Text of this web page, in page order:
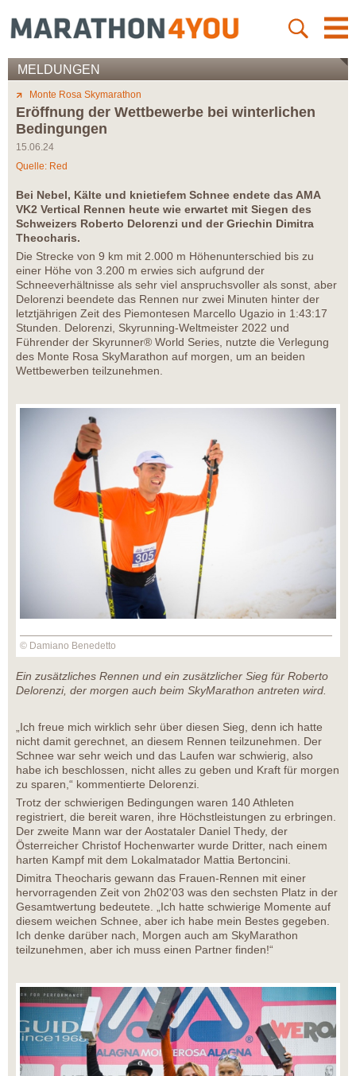
MELDUNGEN
Monte Rosa Skymarathon
Eröffnung der Wettbewerbe bei winterlichen
Bedingungen
15.06.24
Quelle: Red
Bei Nebel, Kälte und knietiefem Schnee endete das AMA
VK2 Vertical Rennen heute wie erwartet mit Siegen des
Schweizers Roberto Delorenzi und der Griechin Dimitra
Theocharis.
Die Strecke von 9 km mit 2.000 m Höhenunterschied bis zu
einer Höhe von 3.200 m erwies sich aufgrund der
Schneeverhältnisse als sehr viel anspruchsvoller als sonst, aber
Delorenzi beendete das Rennen nur zwei Minuten hinter der
letztjährigen Zeit des Piemontesen Marcello Ugazio in 1:43:17
Stunden. Delorenzi, Skyrunning-Weltmeister 2022 und
Führender der Skyrunner® World Series, nutzte die Verlegung
des Monte Rosa SkyMarathon auf morgen, um an beiden
Wettbewerben teilzunehmen.
© Damiano Benedetto
Ein zusätzliches Rennen und ein zusätzlicher Sieg für Roberto
Delorenzi, der morgen auch beim SkyMarathon antreten wird.
„Ich freue mich wirklich sehr über diesen Sieg, denn ich hatte
nicht damit gerechnet, an diesem Rennen teilzunehmen. Der
Schnee war sehr weich und das Laufen war schwierig, also
habe ich beschlossen, nicht alles zu geben und Kraft für morgen
zu sparen,“ kommentierte Delorenzi.
Trotz der schwierigen Bedingungen waren 140 Athleten
registriert, die bereit waren, ihre Höchstleistungen zu erbringen.
Der zweite Mann war der Aostataler Daniel Thedy, der
Österreicher Christof Hochenwarter wurde Dritter, nach einem
harten Kampf mit dem Lokalmatador Mattia Bertoncini.
Dimitra Theocharis gewann das Frauen-Rennen mit einer
hervorragenden Zeit von 2h02'03 was den sechsten Platz in der
Gesamtwertung bedeutete. „Ich hatte schwierige Momente auf
diesem weichen Schnee, aber ich habe mein Bestes gegeben.
Ich denke darüber nach, Morgen auch am SkyMarathon
teilzunehmen, aber ich muss einen Partner finden!“